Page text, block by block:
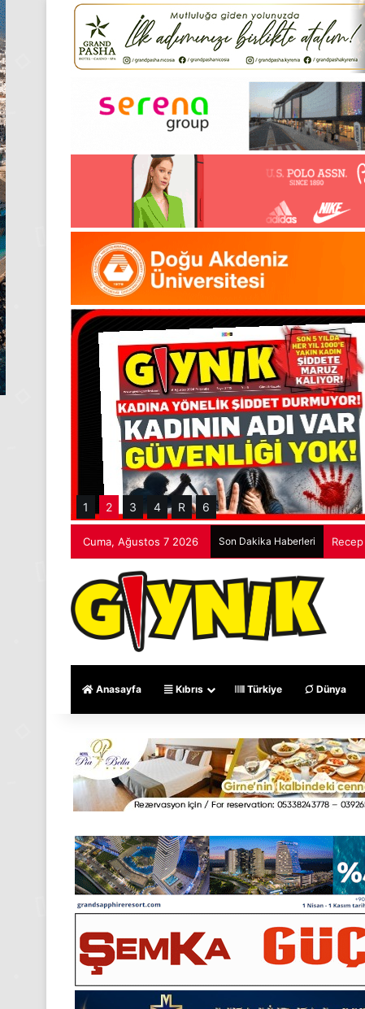
1 2 3 4 R 6
Cuma, Ağustos 7 2026 Son Dakika Haberleri
Anasayfa Kıbrıs Türkiye Dünya